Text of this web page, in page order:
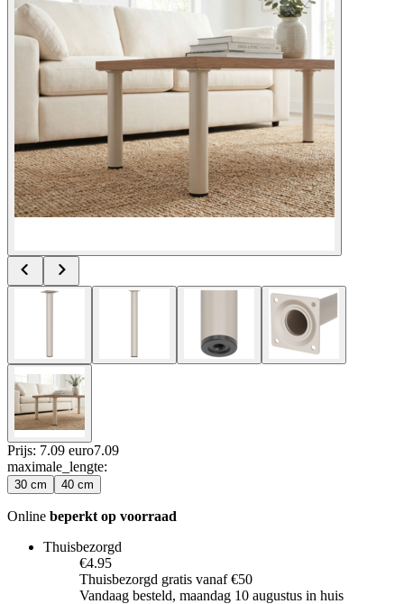
Prijs: 7.09 euro7.09
maximale_lengte:
30 cm 40 cm
Online beperkt op voorraad
Thuisbezorgd
€4.95
Thuisbezorgd gratis vanaf €50
Vandaag besteld, maandag 10 augustus in huis